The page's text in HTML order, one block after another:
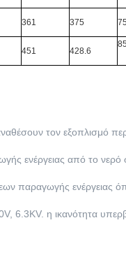
361 375
451 428.6
τον εξοπλισμό
ενέργειας από το νερό
παραγωγής ενέργειας
6.3KV. η ικανότητα